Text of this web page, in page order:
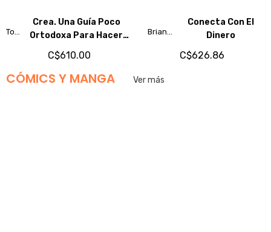
Tony
Crea. Una Guía Poco
Ortodoxa Para Hacer
Cosas Que Marquen La
Diferencia
C$610.00
Brian
Conecta Con El
Dinero
C$626.86
CÓMICS Y MANGA Ver más